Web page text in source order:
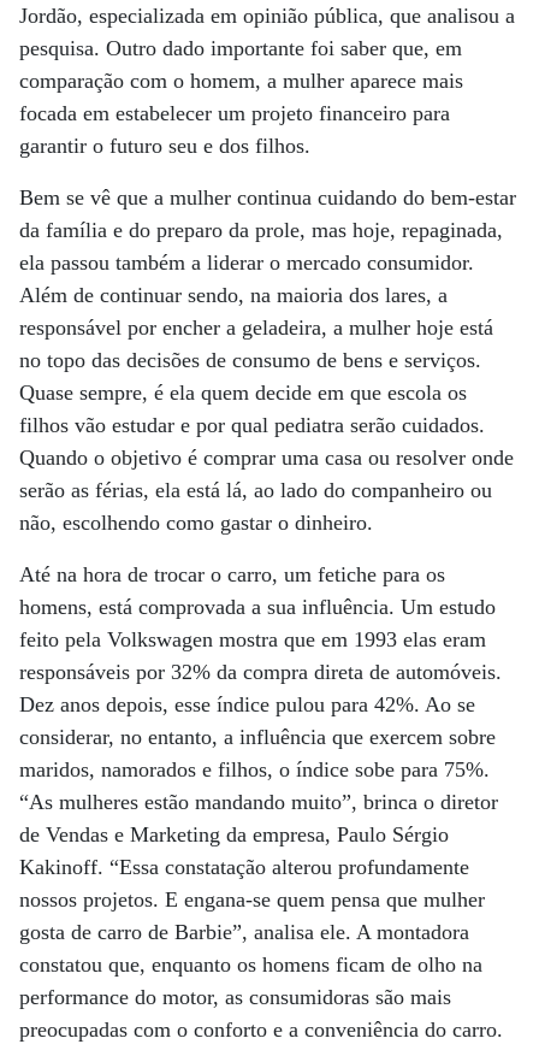
Jordão, especializada em opinião pública, que analisou a
pesquisa. Outro dado importante foi saber que, em
comparação com o homem, a mulher aparece mais
focada em estabelecer um projeto financeiro para
garantir o futuro seu e dos filhos.
Bem se vê que a mulher continua cuidando do bem-estar
da família e do preparo da prole, mas hoje, repaginada,
ela passou também a liderar o mercado consumidor.
Além de continuar sendo, na maioria dos lares, a
responsável por encher a geladeira, a mulher hoje está
no topo das decisões de consumo de bens e serviços.
Quase sempre, é ela quem decide em que escola os
filhos vão estudar e por qual pediatra serão cuidados.
Quando o objetivo é comprar uma casa ou resolver onde
serão as férias, ela está lá, ao lado do companheiro ou
não, escolhendo como gastar o dinheiro.
Até na hora de trocar o carro, um fetiche para os
homens, está comprovada a sua influência. Um estudo
feito pela Volkswagen mostra que em 1993 elas eram
responsáveis por 32% da compra direta de automóveis.
Dez anos depois, esse índice pulou para 42%. Ao se
considerar, no entanto, a influência que exercem sobre
maridos, namorados e filhos, o índice sobe para 75%.
“As mulheres estão mandando muito”, brinca o diretor
de Vendas e Marketing da empresa, Paulo Sérgio
Kakinoff. “Essa constatação alterou profundamente
nossos projetos. E engana-se quem pensa que mulher
gosta de carro de Barbie”, analisa ele. A montadora
constatou que, enquanto os homens ficam de olho na
performance do motor, as consumidoras são mais
preocupadas com o conforto e a conveniência do carro.